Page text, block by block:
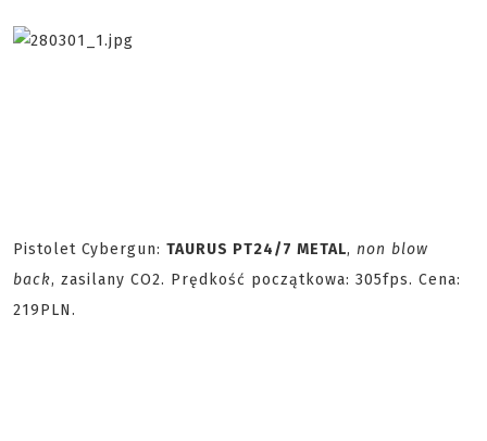
Pistolet Cybergun: TAURUS PT24/7 METAL, non blow
back, zasilany CO2. Prędkość początkowa: 305fps. Cena:
219PLN.